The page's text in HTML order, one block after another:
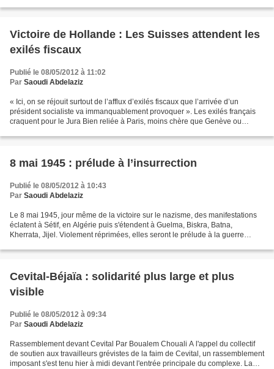
Victoire de Hollande : Les Suisses attendent les
exilés fiscaux
Publié le 08/05/2012 à 11:02
Par Saoudi Abdelaziz
« Ici, on se réjouit surtout de l’afflux d’exilés fiscaux que l’arrivée d’un
président socialiste va immanquablement provoquer ». Les exilés français
craquent pour le Jura Bien reliée à Paris, moins chère que Genève ou
8 mai 1945 : prélude à l’insurrection
Publié le 08/05/2012 à 10:43
Par Saoudi Abdelaziz
Le 8 mai 1945, jour même de la victoire sur le nazisme, des manifestations
éclatent à Sétif, en Algérie puis s'étendent à Guelma, Biskra, Batna,
Kherrata, Jijel. Violement réprimées, elles seront le prélude à la guerre
Cevital-Béjaïa : solidarité plus large et plus
visible
Publié le 08/05/2012 à 09:34
Par Saoudi Abdelaziz
Rassemblement devant Cevital Par Boualem Chouali A l'appel du collectif
de soutien aux travailleurs grévistes de la faim de Cevital, un rassemblement
imposant s'est tenu hier à midi devant l'entrée principale du complexe. La